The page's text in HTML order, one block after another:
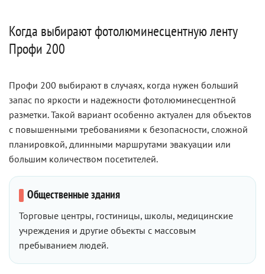
Когда выбирают фотолюминесцентную ленту
Профи 200
Профи 200 выбирают в случаях, когда нужен больший
запас по яркости и надежности фотолюминесцентной
разметки. Такой вариант особенно актуален для объектов
с повышенными требованиями к безопасности, сложной
планировкой, длинными маршрутами эвакуации или
большим количеством посетителей.
Общественные здания
Торговые центры, гостиницы, школы, медицинские
учреждения и другие объекты с массовым
пребыванием людей.